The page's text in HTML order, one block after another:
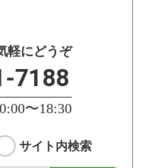
軽にどうぞ
7188
〜18:30
サイト内検索